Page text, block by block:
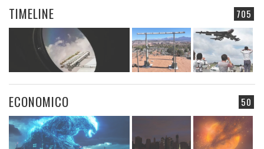
705
TIMELINE
50
ECONOMICO